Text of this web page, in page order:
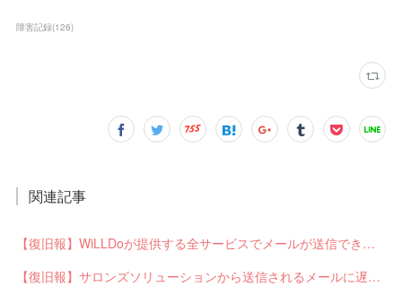
障害記録(126)
関連記事
【復旧報】WiLLDoが提供する全サービスでメールが送信できない不具合が発生していました
【復旧報】サロンズソリューションから送信されるメールに遅延が発生していました